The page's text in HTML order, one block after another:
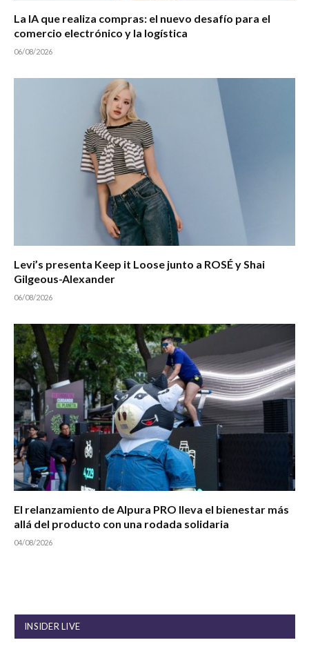
La IA que realiza compras: el nuevo desafío para el
comercio electrónico y la logística
06/08/2026
Levi’s presenta Keep it Loose junto a ROSÉ y Shai
Gilgeous-Alexander
06/08/2026
El relanzamiento de Alpura PRO lleva el bienestar más
allá del producto con una rodada solidaria
04/08/2026
INSIDER LIVE